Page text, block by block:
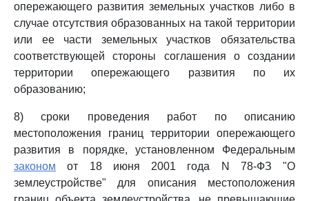
опережающего развития земельных участков либо в
случае отсутствия образованных на такой территории
или ее части земельных участков обязательства
соответствующей стороны соглашения о создании
территории опережающего развития по их
образованию;
8) сроки проведения работ по описанию
местоположения границ территории опережающего
развития в порядке, установленном Федеральным
законом от 18 июня 2001 года N 78-ФЗ "О
землеустройстве" для описания местоположения